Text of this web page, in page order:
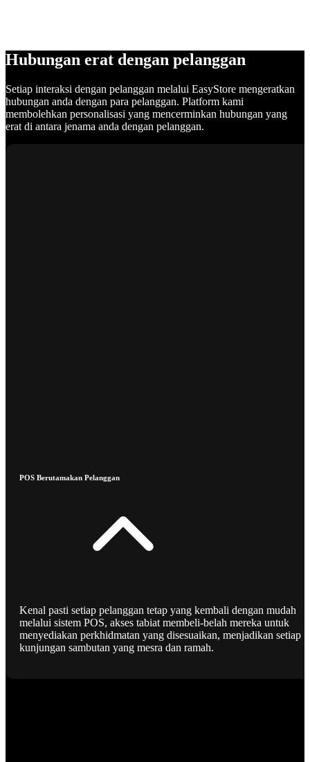
Hubungan erat dengan pelanggan
Setiap interaksi dengan pelanggan melalui EasyStore mengeratkan
hubungan anda dengan para pelanggan. Platform kami
membolehkan personalisasi yang mencerminkan hubungan yang
erat di antara jenama anda dengan pelanggan.
POS Berutamakan Pelanggan
Kenal pasti setiap pelanggan tetap yang kembali dengan mudah
melalui sistem POS, akses tabiat membeli-belah mereka untuk
menyediakan perkhidmatan yang disesuaikan, menjadikan setiap
kunjungan sambutan yang mesra dan ramah.